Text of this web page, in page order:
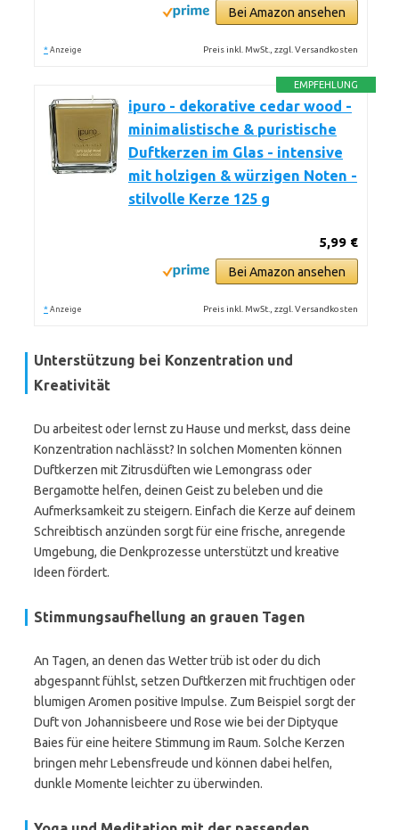
Bei Amazon ansehen
* Anzeige Preis inkl. MwSt., zzgl. Versandkosten
EMPFEHLUNG
ipuro - dekorative cedar wood -
minimalistische & puristische
Duftkerzen im Glas - intensive
mit holzigen & würzigen Noten -
stilvolle Kerze 125 g
5,99 €
Bei Amazon ansehen
* Anzeige Preis inkl. MwSt., zzgl. Versandkosten
Unterstützung bei Konzentration und
Kreativität
Du arbeitest oder lernst zu Hause und merkst, dass deine
Konzentration nachlässt? In solchen Momenten können
Duftkerzen mit Zitrusdüften wie Lemongrass oder
Bergamotte helfen, deinen Geist zu beleben und die
Aufmerksamkeit zu steigern. Einfach die Kerze auf deinem
Schreibtisch anzünden sorgt für eine frische, anregende
Umgebung, die Denkprozesse unterstützt und kreative
Ideen fördert.
Stimmungsaufhellung an grauen Tagen
An Tagen, an denen das Wetter trüb ist oder du dich
abgespannt fühlst, setzen Duftkerzen mit fruchtigen oder
blumigen Aromen positive Impulse. Zum Beispiel sorgt der
Duft von Johannisbeere und Rose wie bei der Diptyque
Baies für eine heitere Stimmung im Raum. Solche Kerzen
bringen mehr Lebensfreude und können dabei helfen,
dunkle Momente leichter zu überwinden.